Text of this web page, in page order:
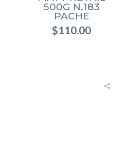
500G N.183
PACHE
$110.00